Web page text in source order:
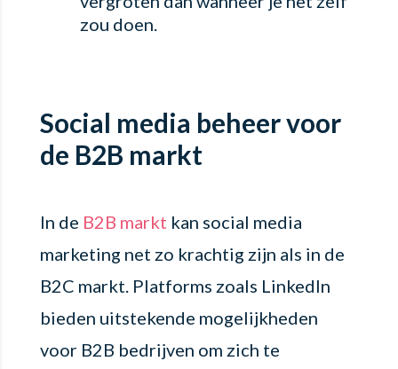
zou doen.
Social media beheer voor
de B2B markt
In de B2B markt kan social media
marketing net zo krachtig zijn als in de
B2C markt. Platforms zoals LinkedIn
bieden uitstekende mogelijkheden
voor B2B bedrijven om zich te